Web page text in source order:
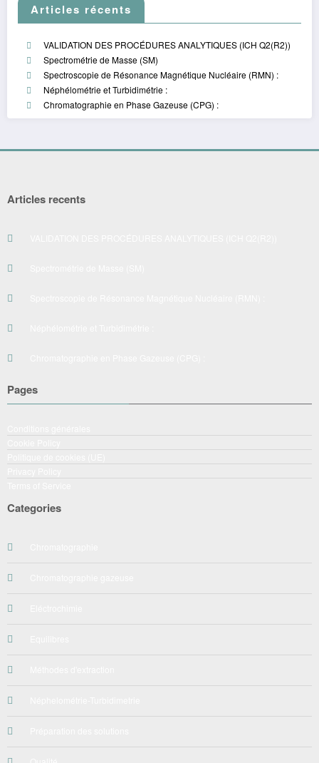
Articles récents
VALIDATION DES PROCÉDURES ANALYTIQUES (ICH Q2(R2))
Spectrométrie de Masse (SM)
Spectroscopie de Résonance Magnétique Nucléaire (RMN) :
Néphélométrie et Turbidimétrie :
Chromatographie en Phase Gazeuse (CPG) :
Articles recents
Pages
Categories